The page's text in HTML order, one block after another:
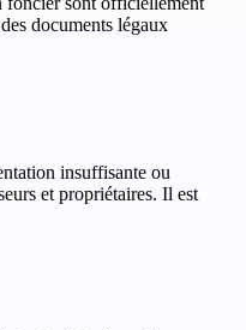
documents légaux
insuffisante ou
et propriétaires. Il est